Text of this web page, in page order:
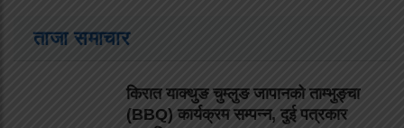
ताजा समाचार
किरात याक्थुङ चुम्लुङ जापानको ताम्भुङ्चा
(BBQ) कार्यक्रम सम्पन्न, दुई पत्रकार